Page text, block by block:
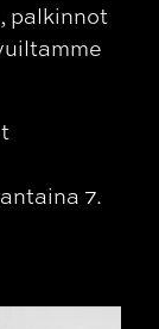
palkinnot
7.